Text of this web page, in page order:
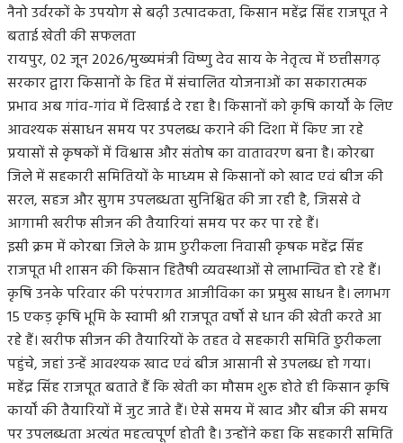
नैनो उर्वरकों के उपयोग से बढ़ी उत्पादकता, किसान महेंद्र सिंह राजपूत ने
बताई खेती की सफलता
रायपुर, 02 जून 2026/मुख्यमंत्री विष्णु देव साय के नेतृत्व में छत्तीसगढ़
सरकार द्वारा किसानों के हित में संचालित योजनाओं का सकारात्मक
प्रभाव अब गांव-गांव में दिखाई दे रहा है। किसानों को कृषि कार्यों के लिए
आवश्यक संसाधन समय पर उपलब्ध कराने की दिशा में किए जा रहे
प्रयासों से कृषकों में विश्वास और संतोष का वातावरण बना है। कोरबा
जिले में सहकारी समितियों के माध्यम से किसानों को खाद एवं बीज की
सरल, सहज और सुगम उपलब्धता सुनिश्चित की जा रही है, जिससे वे
आगामी खरीफ सीजन की तैयारियां समय पर कर पा रहे हैं।
इसी क्रम में कोरबा जिले के ग्राम छुरीकला निवासी कृषक महेंद्र सिंह
राजपूत भी शासन की किसान हितैषी व्यवस्थाओं से लाभान्वित हो रहे हैं।
कृषि उनके परिवार की परंपरागत आजीविका का प्रमुख साधन है। लगभग
15 एकड़ कृषि भूमि के स्वामी श्री राजपूत वर्षों से धान की खेती करते आ
रहे हैं। खरीफ सीजन की तैयारियों के तहत वे सहकारी समिति छुरीकला
पहुंचे, जहां उन्हें आवश्यक खाद एवं बीज आसानी से उपलब्ध हो गया।
महेंद्र सिंह राजपूत बताते हैं कि खेती का मौसम शुरू होते ही किसान कृषि
कार्यों की तैयारियों में जुट जाते हैं। ऐसे समय में खाद और बीज की समय
पर उपलब्धता अत्यंत महत्वपूर्ण होती है। उन्होंने कहा कि सहकारी समिति